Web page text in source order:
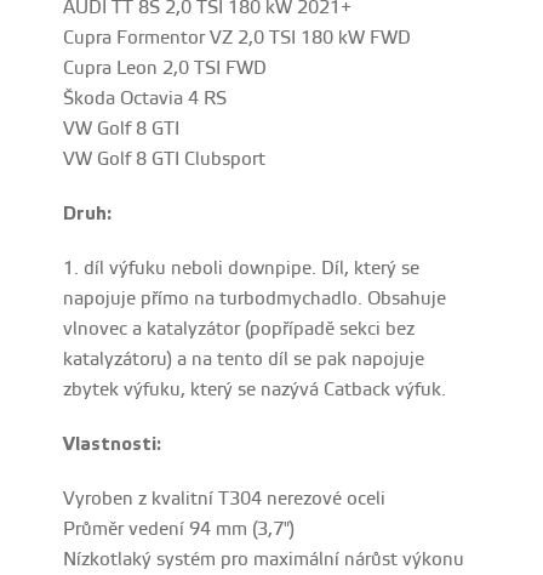
AUDI TT 8S 2,0 TSI 180 kW 2021+
Cupra Formentor VZ 2,0 TSI 180 kW FWD
Cupra Leon 2,0 TSI FWD
Škoda Octavia 4 RS
VW Golf 8 GTI
VW Golf 8 GTI Clubsport
Druh:
1. díl výfuku neboli downpipe. Díl, který se
napojuje přímo na turbodmychadlo. Obsahuje
vlnovec a katalyzátor (popřípadě sekci bez
katalyzátoru) a na tento díl se pak napojuje
zbytek výfuku, který se nazývá Catback výfuk.
Vlastnosti:
Vyroben z kvalitní T304 nerezové oceli
Průměr vedení 94 mm (3,7")
Nízkotlaký systém pro maximální nárůst výkonu